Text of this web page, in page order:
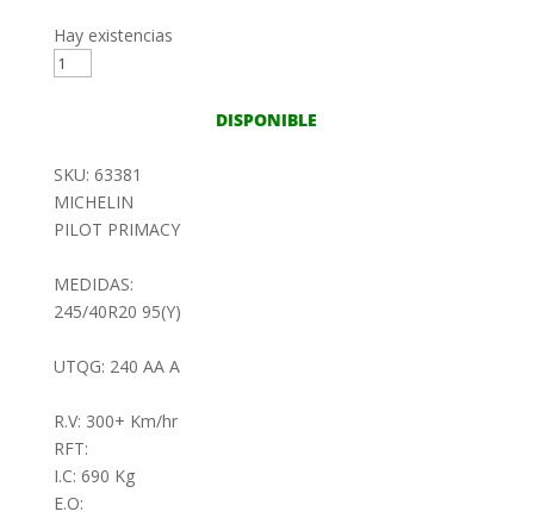
Hay existencias
245/40R20
PRIMACY
cantidad
DISPONIBLE
SKU: 63381
MICHELIN
PILOT PRIMACY
MEDIDAS:
245/40R20 95(Y)
UTQG: 240 AA A
R.V: 300+ Km/hr
RFT:
I.C: 690 Kg
E.O: